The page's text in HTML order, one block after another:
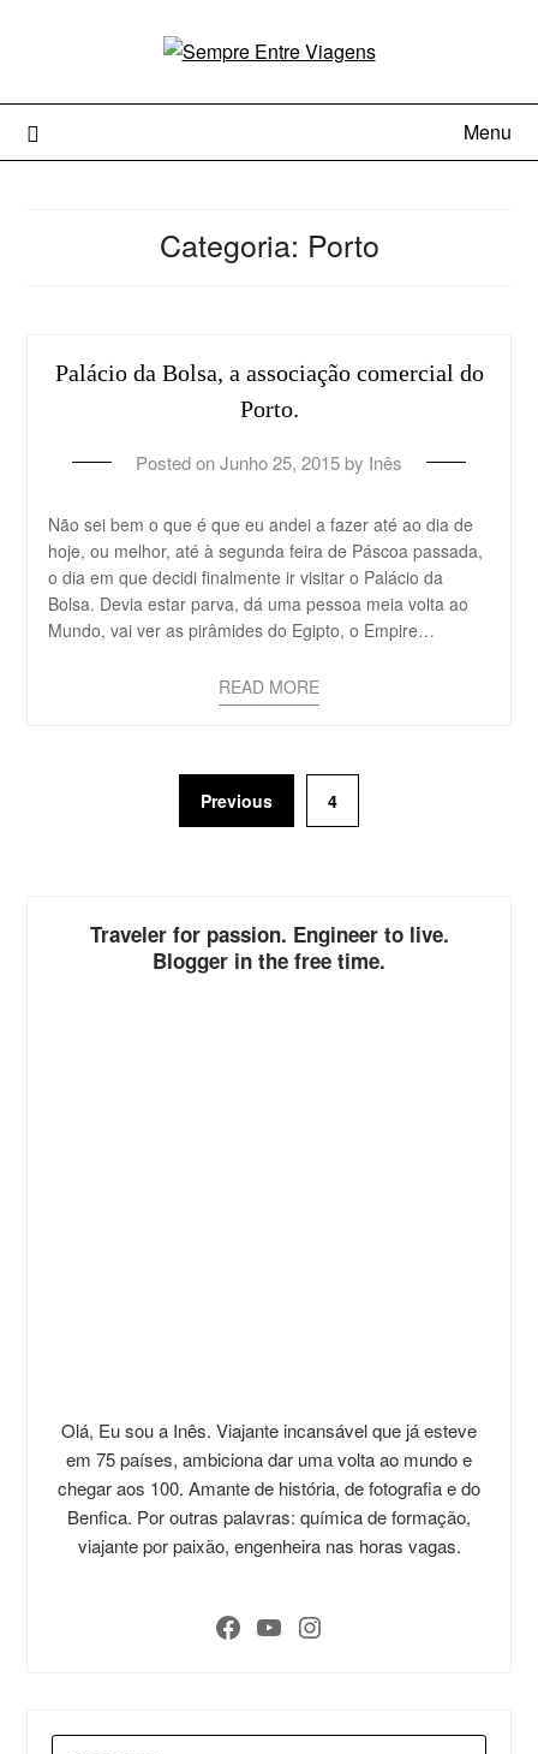
Menu
Categoria: Porto
Palácio da Bolsa, a associação comercial do
Porto.
Posted onJunho 25, 2015 by Inês
Não sei bem o que é que eu andei a fazer até ao dia de
hoje, ou melhor, até à segunda feira de Páscoa passada,
o dia em que decidi finalmente ir visitar o Palácio da
Bolsa. Devia estar parva, dá uma pessoa meia volta ao
Mundo, vai ver as pirâmides do Egipto, o Empire…
READ MORE
Previous 4
Traveler for passion. Engineer to live.
Blogger in the free time.
Olá, Eu sou a Inês. Viajante incansável que já esteve
em 75 países, ambiciona dar uma volta ao mundo e
chegar aos 100. Amante de história, de fotografia e do
Benfica. Por outras palavras: química de formação,
viajante por paixão, engenheira nas horas vagas.